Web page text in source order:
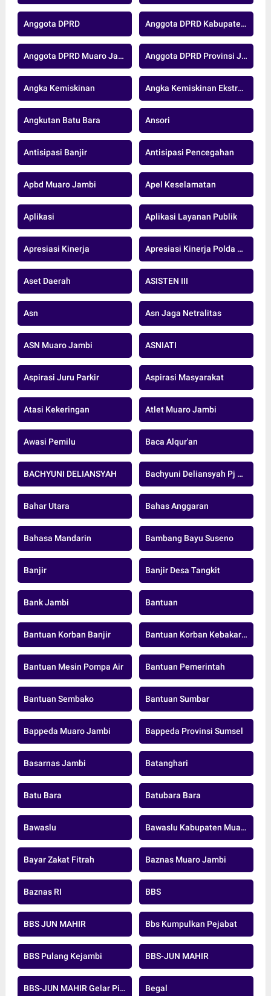
Anggota DPRD Anggota DPRD Kabupaten Muaro Jambi
Anggota DPRD Muaro Jambi Anggota DPRD Provinsi Jambi
Angka Kemiskinan Angka Kemiskinan Ekstrem
Angkutan Batu Bara Ansori
Antisipasi Banjir Antisipasi Pencegahan
Apbd Muaro Jambi Apel Keselamatan
Aplikasi Aplikasi Layanan Publik
Apresiasi Kinerja Apresiasi Kinerja Polda Jambi
Aset Daerah ASISTEN III
Asn Asn Jaga Netralitas
ASN Muaro Jambi ASNIATI
Aspirasi Juru Parkir Aspirasi Masyarakat
Atasi Kekeringan Atlet Muaro Jambi
Awasi Pemilu Baca Alqur'an
BACHYUNI DELIANSYAH Bachyuni Deliansyah Pj Bupati Muaro Jambi
Bahar Utara Bahas Anggaran
Bahasa Mandarin Bambang Bayu Suseno
Banjir Banjir Desa Tangkit
Bank Jambi Bantuan
Bantuan Korban Banjir Bantuan Korban Kebakaran
Bantuan Mesin Pompa Air Bantuan Pemerintah
Bantuan Sembako Bantuan Sumbar
Bappeda Muaro Jambi Bappeda Provinsi Sumsel
Basarnas Jambi Batanghari
Batu Bara Batubara Bara
Bawaslu Bawaslu Kabupaten Muaro Jambi
Bayar Zakat Fitrah Baznas Muaro Jambi
Baznas RI BBS
BBS JUN MAHIR Bbs Kumpulkan Pejabat
BBS Pulang Kejambi BBS-JUN MAHIR
BBS-JUN MAHIR Gelar Pidato Pertama Begal